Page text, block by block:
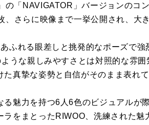
の「NAVIGATOR」バージョンのコ
さらに映像まで一挙公開され、大
ふれる眼差しと挑発的なポーズで
ような親しみやすさとは対照的な雰
真摯な姿勢と自信がそのまま表れて
る魅力を持つ6人6色のビジュアルが
ラをまとったRIWOO、洗練された